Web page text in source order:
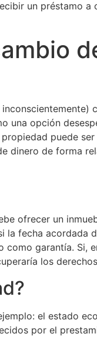
un préstamo a
una opción
puede
dinero de forma
ofrecer un
la fecha acordada
como garantía. Si,
los
el estado
por el